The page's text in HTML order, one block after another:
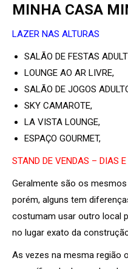
MINHA CASA
LAZER NAS ALTURAS
SALÃO DE FESTAS
LOUNGE AO AR LIVRE,
SALÃO DE JOGOS
SKY CAMAROTE,
LA VISTA LOUNGE,
ESPAÇO GOURMET,
STAND DE VENDAS – DIAS E
Geralmente são os
porém, alguns tem
costumam usar outro local
no lugar exato da
As vezes na mesma região